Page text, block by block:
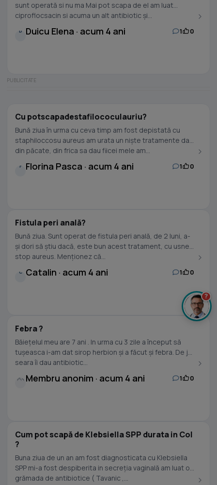
sunt operată si nu ma Mai pot scapa de el am luat
ciproflocsacin si acuma un alt antibiotic și...
D Duicu Elena · acum 4 ani 1 0
Cu potscapadestafilococulauriu?
Bună ziua în urma cu ceva timp am fost depistată cu
staphiloccosu aureus am urata un niște tratamente dar
din păcate, din frica sa dau fiicei mele am...
F Florina Pasca · acum 4 ani 1 0
Fistula peri anală?
Bună ziua. Sunt operat de fistula peri anală, de 2 luni, a-
și dori să știu dacă, este bun acest tratament, cu usnea
stop aureus. Menționez că...
C Catalin · acum 4 ani 1 0
Febra ?
Băiețelul meu are 7 ani . In urma cu 3 zile a început să
tușeasca i-am dat sirop herbion și a făcut și febra. De joi
seara îi dau antibiotic...
Membru anonim · acum 4 ani 1 0
Cum pot scapă de Klebsiella SPP durata in Col
?
Buna ziua de un an am fost diagnosticata cu Klebsiella
SPP mi-a fost despiberita in secreția vaginală am luat o
grămada de antibiotice ( Tavanic ,...
?